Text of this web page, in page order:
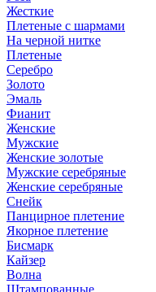
Жесткие
Плетеные с шармами
На черной нитке
Плетеные
Серебро
Золото
Эмаль
Фианит
Женские
Мужские
Женские золотые
Мужские серебряные
Женские серебряные
Снейк
Панцирное плетение
Якорное плетение
Бисмарк
Кайзер
Волна
Штампованные